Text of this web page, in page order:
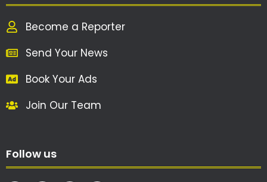
Become a Reporter
Send Your News
Book Your Ads
Join Our Team
Follow us